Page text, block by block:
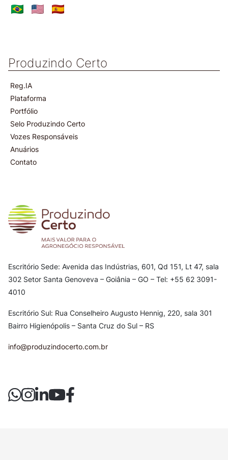
Produzindo Certo
Reg.IA
Plataforma
Portfólio
Selo Produzindo Certo
Vozes Responsáveis
Anuários
Contato
Escritório Sede: Avenida das Indústrias, 601, Qd 151, Lt 47, sala
302 Setor Santa Genoveva – Goiânia – GO – Tel: +55 62 3091-
4010
Escritório Sul: Rua Conselheiro Augusto Hennig, 220, sala 301
Bairro Higienópolis – Santa Cruz do Sul – RS
info@produzindocerto.com.br